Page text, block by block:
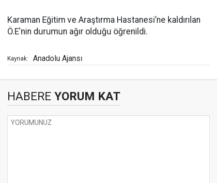
Karaman Eğitim ve Araştırma Hastanesi’ne kaldırılan
Ö.E'nin durumun ağır olduğu öğrenildi.
Kaynak: Anadolu Ajansı
HABERE YORUM KAT